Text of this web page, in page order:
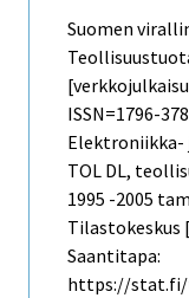
Suomen
ISSN=1796-
Elektroniikka-
TOL DL,
1995 -2005
Tilastokeskus
Saantitapa:
https://stat.fi/